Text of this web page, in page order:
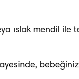
ıslak mendil ile